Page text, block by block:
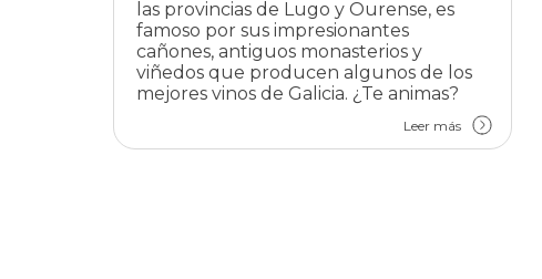
las provincias de Lugo y Ourense, es
famoso por sus impresionantes
cañones, antiguos monasterios y
viñedos que producen algunos de los
mejores vinos de Galicia. ¿Te animas?
Leer más